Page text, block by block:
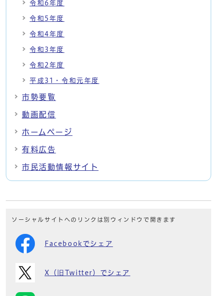
令和6年度
令和5年度
令和4年度
令和3年度
令和2年度
平成31・令和元年度
市勢要覧
動画配信
ホームページ
有料広告
市民活動情報サイト
ソーシャルサイトへのリンクは別ウィンドウで開きます
Facebookでシェア
X（旧Twitter）でシェア